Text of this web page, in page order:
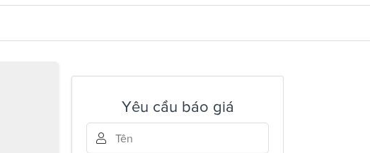
Yêu cầu báo giá